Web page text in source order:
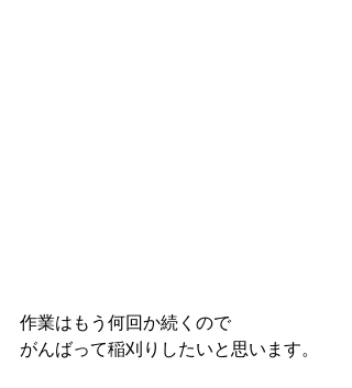
作業はもう何回か続くので
がんばって稲刈りしたいと思います。